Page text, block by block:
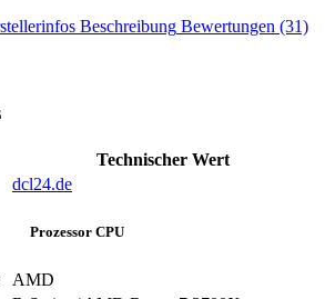
Beschreibung Bewertungen (31)
Technischer Wert
dcl24.de
Prozessor CPU
AMD